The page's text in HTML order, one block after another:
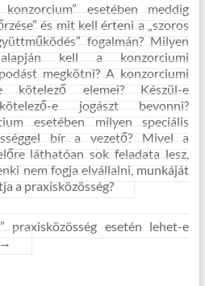
konzorcium” esetében meddig
és mit kell érteni a „szoros
fogalmán? Milyen
kell a konzorciumi
megkötni? A konzorciumi
e kötelező elemei? Készül-e
e jogászt bevonni?
esetében milyen speciális
bír a vezető? Mivel a
láthatóan sok feladata lesz,
nem fogja elvállalni, munkáját
a praxisközösség?
praxisközösség esetén lehet-e
→